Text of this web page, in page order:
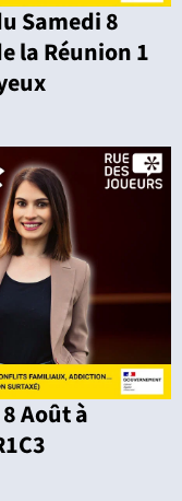
Samedi 8
la Réunion 1
Août à